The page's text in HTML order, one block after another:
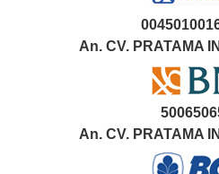
An. CV. PRATAMA
An. CV. PRATAMA